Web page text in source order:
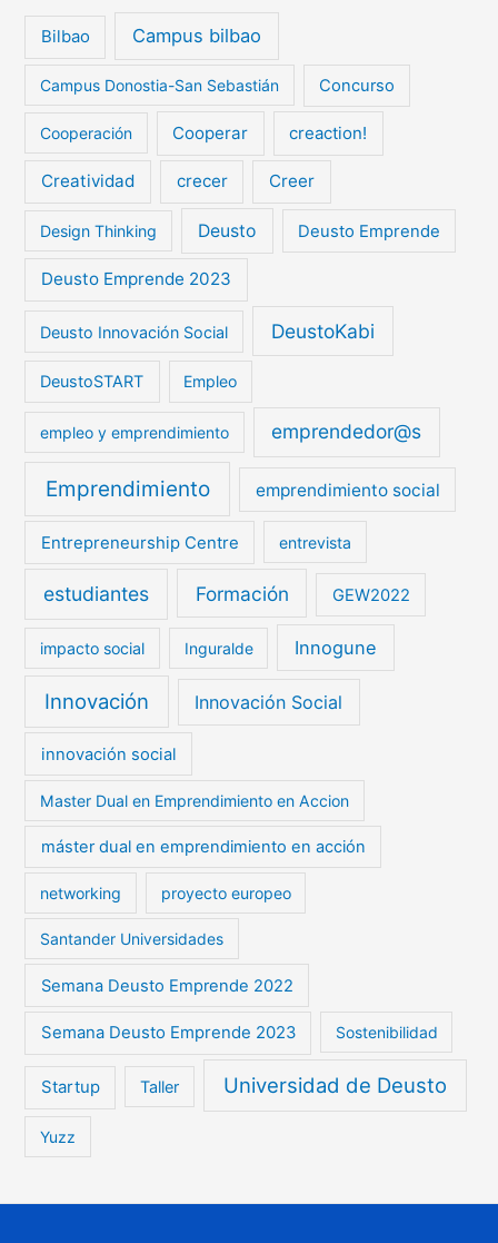
Bilbao Campus bilbao
Campus Donostia-San Sebastián Concurso
Cooperación Cooperar creaction!
Creatividad crecer Creer
Design Thinking Deusto Deusto Emprende
Deusto Emprende 2023
Deusto Innovación Social DeustoKabi
DeustoSTART Empleo
empleo y emprendimiento emprendedor@s
Emprendimiento emprendimiento social
Entrepreneurship Centre entrevista
estudiantes Formación GEW2022
impacto social Inguralde Innogune
Innovación Innovación Social
innovación social
Master Dual en Emprendimiento en Accion
máster dual en emprendimiento en acción
networking proyecto europeo
Santander Universidades
Semana Deusto Emprende 2022
Semana Deusto Emprende 2023 Sostenibilidad
Startup Taller Universidad de Deusto
Yuzz